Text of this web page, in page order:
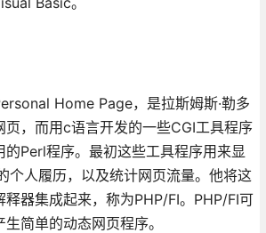
Home Page，是拉斯姆斯·勒多
页，而用c语言开发的一些CGI工具程序
Perl程序。最初这些工具程序用来显
个人履历，以及统计网页流量。他将这
器集成起来，称为PHP/FI。PHP/FI可
简单的动态网页程序。